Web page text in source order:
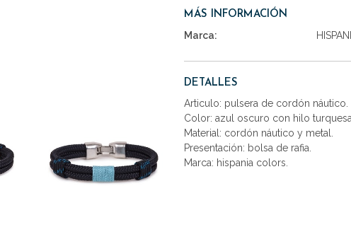
MÁS INFORMACIÓN
Marca:
DETALLES
Articulo: pulsera de cordón náutico.
Color: azul oscuro con hilo turquesa.
Material: cordón náutico y metal.
Presentación: bolsa de rafia.
Marca: hispania colors.